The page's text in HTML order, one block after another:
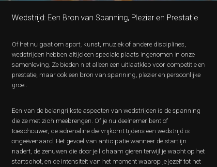
Wedstrijd: Een Bron van Spanning, Plezier en Prestatie
Of het nu gaat om sport, kunst, muziek of andere disciplines,
wedstrijden hebben altijd een speciale plaats ingenomen in onze
samenleving. Ze bieden niet alleen een uitlaatklep voor competitie en
prestatie, maar ook een bron van spanning, plezier en persoonlijke
groei.
Een van de belangrijkste aspecten van wedstrijden is de spanning
die ze met zich meebrengen. Of je nu deelnemer bent of
toeschouwer, de adrenaline die vrijkomt tijdens een wedstrijd is
ongeëvenaard. Het gevoel van anticipatie wanneer de startlijn
nadert, de zenuwen die door je lichaam gieren terwijl je wacht op het
startschot, en de intensiteit van het moment waarop je jezelf tot het